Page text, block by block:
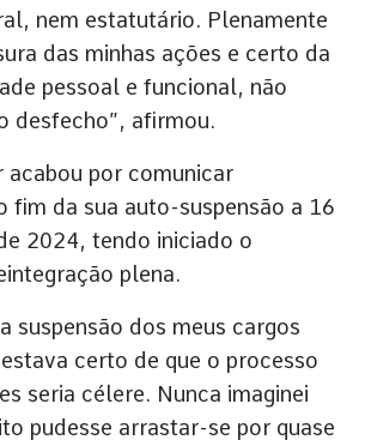
nem estatutário. Plenamente
das minhas ações e certo da
pessoal e funcional, não
desfecho”, afirmou.
acabou por comunicar
fim da sua auto-suspensão a 16
2024, tendo iniciado o
plena.
suspensão dos meus cargos
certo de que o processo
seria célere. Nunca imaginei
pudesse arrastar-se por quase